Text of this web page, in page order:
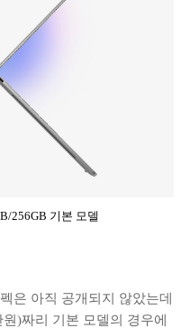
256GB 기본 모델
은 아직 공개되지 않았는데
)짜리 기본 모델의 경우에